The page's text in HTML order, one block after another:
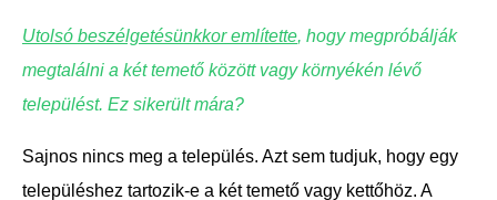
Utolsó beszélgetésünkkor említette, hogy megpróbálják
megtalálni a két temető között vagy környékén lévő
települést. Ez sikerült mára?
Sajnos nincs meg a település. Azt sem tudjuk, hogy egy
településhez tartozik-e a két temető vagy kettőhöz. A